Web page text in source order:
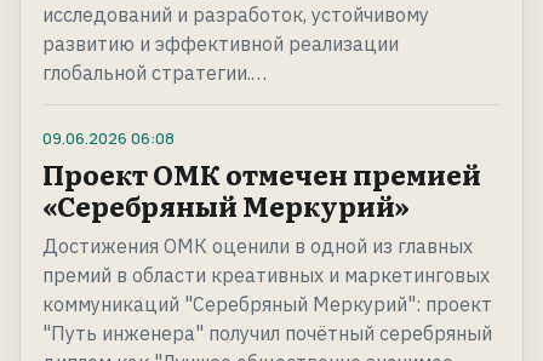
исследований и разработок, устойчивому
развитию и эффективной реализации
глобальной стратегии.…
09.06.2026 06:08
Проект ОМК отмечен премией
«Серебряный Меркурий»
Достижения ОМК оценили в одной из главных
премий в области креативных и маркетинговых
коммуникаций "Серебряный Меркурий": проект
"Путь инженера" получил почётный серебряный